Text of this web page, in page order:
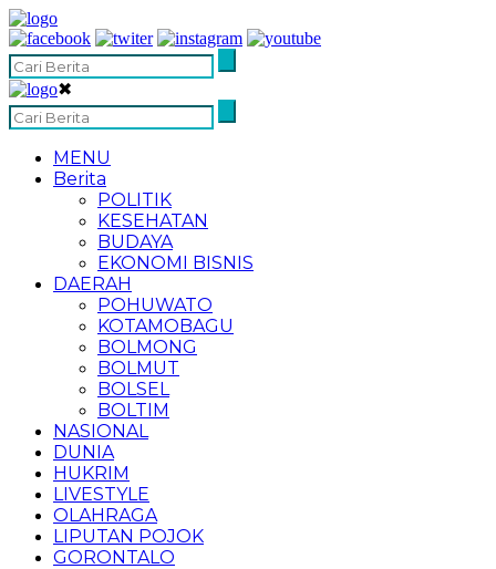
✖
MENU
Berita
POLITIK
KESEHATAN
BUDAYA
EKONOMI BISNIS
DAERAH
POHUWATO
KOTAMOBAGU
BOLMONG
BOLMUT
BOLSEL
BOLTIM
NASIONAL
DUNIA
HUKRIM
LIVESTYLE
OLAHRAGA
LIPUTAN POJOK
GORONTALO